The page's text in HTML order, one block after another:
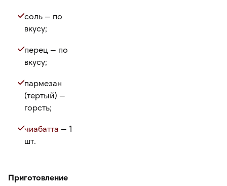
соль — по
вкусу;
перец — по
вкусу;
пармезан
(тертый) —
горсть;
чиабатта — 1
шт.
Приготовление